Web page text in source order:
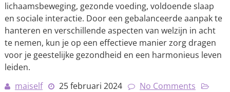
lichaamsbeweging, gezonde voeding, voldoende slaap
en sociale interactie. Door een gebalanceerde aanpak te
hanteren en verschillende aspecten van welzijn in acht
te nemen, kun je op een effectieve manier zorg dragen
voor je geestelijke gezondheid en een harmonieus leven
leiden.
maiself
25 februari 2024
No Comments